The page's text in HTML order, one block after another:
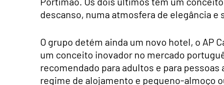
descanso, numa atmosfera de elegância e
O grupo detém ainda um novo hotel, o AP
um conceito inovador no mercado
recomendado para adultos e para
regime de alojamento e pequeno-almoço